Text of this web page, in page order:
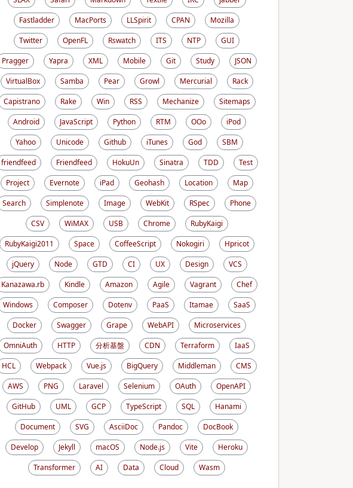
Fastladder
MacPorts LLSpirit CPAN
Mozilla
Twitter
OpenFL Rswatch ITS NTP
GUI
Pragger
Yapra XML Mobile Git Study
JSON
VirtualBox
Samba Pear Growl Mercurial
Rack
Capistrano
Rake Win RSS Mechanize
Sitemaps
Android
JavaScript Python RTM OOo
iPod
Yahoo
Unicode Github iTunes God
SBM
friendfeed
Friendfeed HokuUn Sinatra TDD
Test
Project
Evernote iPad Geohash Location
Map
Search
Simplenote Image WebKit RSpec
Phone
CSV
WiMAX USB Chrome
RubyKaigi
RubyKaigi2011
Space CoffeeScript Nokogiri
Hpricot
jQuery
Node GTD CI UX Design
VCS
Kanazawa.rb
Kindle Amazon Agile Vagrant
Chef
Windows
Composer Dotenv PaaS Itamae
SaaS
Docker
Swagger Grape WebAPI
Microservices
OmniAuth
HTTP 分析基盤 CDN Terraform
IaaS
HCL
Webpack Vue.js BigQuery Middleman
CMS
AWS
PNG Laravel Selenium OAuth
OpenAPI
GitHub
UML GCP TypeScript SQL
Hanami
Document
SVG AsciiDoc Pandoc
DocBook
Develop
Jekyll macOS Node.js Vite
Heroku
Transformer
AI Data Cloud Wasm